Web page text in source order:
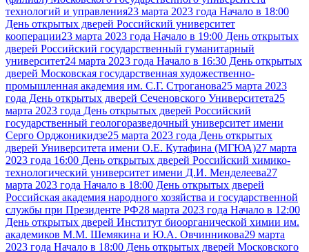
технологий и управления23 марта 2023 года Начало в 18:00
День открытых дверей Российский университет
кооперации23 марта 2023 года Начало в 19:00 День открытых
дверей Российский государственный гуманитарный
университет24 марта 2023 года Начало в 16:30 День открытых
дверей Московская государственная художественно-
промышленная академия им. С.Г. Строганова25 марта 2023
года День открытых дверей Сеченовского Университета25
марта 2023 года День открытых дверей Российский
государственный геологоразведочный университет имени
Серго Орджоникидзе25 марта 2023 года День открытых
дверей Университета имени О.Е. Кутафина (МГЮА)27 марта
2023 года 16:00 День открытых дверей Российский химико-
технологический университет имени Д.И. Менделеева27
марта 2023 года Начало в 18:00 День открытых дверей
Российская академия народного хозяйства и государственной
службы при Президенте РФ28 марта 2023 года Начало в 12:00
День открытых дверей Институт биоорганической химии им.
академиков М.М. Шемякина и Ю.А. Овчинникова29 марта
2023 года Начало в 18:00 День открытых дверей Московского